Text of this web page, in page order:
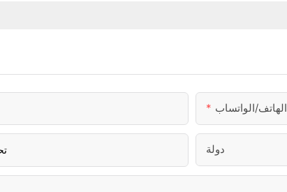
الهاتف/الواتساب
دولة